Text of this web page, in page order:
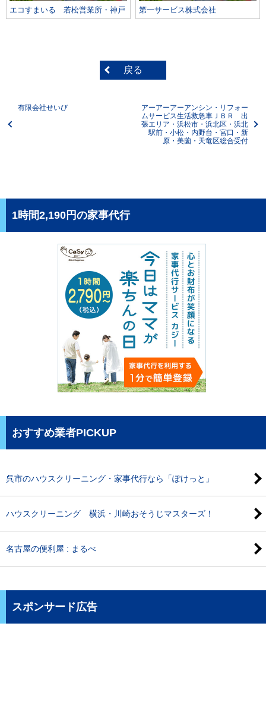
エコすまいる 若松営業所・神戸 第一サービス株式会社
戻る
有限会社せいび
アーアーアーアンシン・リフォー
ムサービス生活救急車ＪＢＲ 出
張エリア・浜松市・浜北区・浜北
駅前・小松・内野台・宮口・新
原・美薗・天竜区総合受付
1時間2,190円の家事代行
おすすめ業者PICKUP
呉市のハウスクリーニング・家事代行なら「ぽけっと」
ハウスクリーニング 横浜・川崎おそうじマスターズ！
名古屋の便利屋 : まるべ
スポンサード広告